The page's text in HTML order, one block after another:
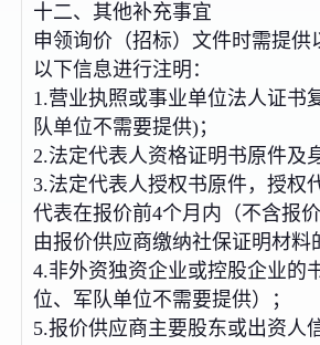
十二、其他补充事宜
申领询价（招标）文件时需提供
以下信息进行注明：
1.营业执照或事业单位法人证书
队单位不需要提供)；
2.法定代表人资格证明书原件及
3.法定代表人授权书原件，授权
代表在报价前4个月内（不含报
由报价供应商缴纳社保证明材料
4.非外资独资企业或控股企业的
位、军队单位不需要提供）；
5.报价供应商主要股东或出资人